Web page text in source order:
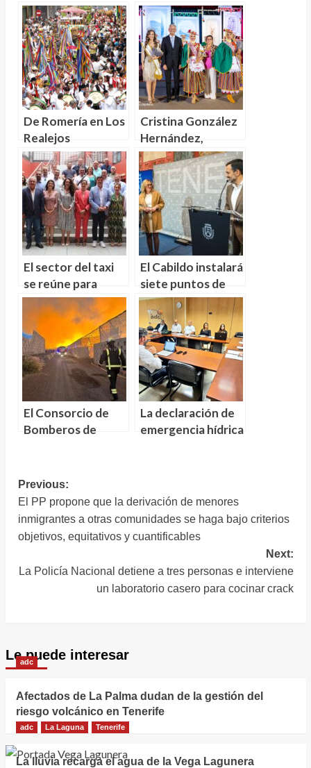
Bombilla (La Palma)
presentan medidas
cautelares
urgentes ante el
TSJC
de Valle de Guerra
celebra a lo grande
sus 74 años de
historia
De Romería en Los
Realejos
Cristina González
Hernández,
Romera Mayor de
las Fiestas de La
Orotava
El sector del taxi
se reúne para
combatir la
implantación de
UBER
El Cabildo instalará
siete puntos de
recarga rápida
para vehículos
eléctricos
El Consorcio de
Bomberos de
un incendio de una
planta de
compostaje en
Arona
La declaración de
emergencia hídrica
Navegación
de
entradas
Previous:
El PP propone que la derivación de menores
inmigrantes a otras comunidades se haga bajo criterios
objetivos, equitativos y cuantificables
Next:
La Policía Nacional detiene a tres personas e interviene
un laboratorio casero para cocinar crack
Le puede interesar
adc
Afectados de La Palma dudan de la gestión del
riesgo volcánico en Tenerife
adc La Laguna Tenerife
La lluvia recarga el agua de la Vega Lagunera